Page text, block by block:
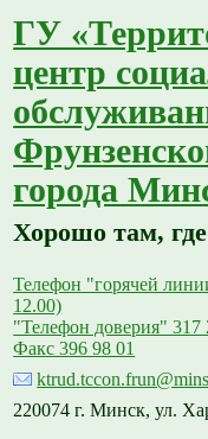
ГУ
центр
города
Хорошо там,
Телефон "горячей
12.00)
"Телефон доверия" 317
Факс 396 98 01
220074 г. Минск, ул.